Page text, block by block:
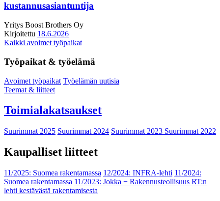
kustannusasiantuntija
Yritys Boost Brothers Oy
Kirjoitettu 18.6.2026
Kaikki avoimet työpaikat
Työpaikat & työelämä
Avoimet työpaikat Työelämän uutisia
Teemat & liitteet
Toimialakatsaukset
Suurimmat 2025 Suurimmat 2024 Suurimmat 2023 Suurimmat 2022
Kaupalliset liitteet
11/2025: Suomea rakentamassa 12/2024: INFRA-lehti 11/2024:
Suomea rakentamassa 11/2023: Jokka − Rakennusteollisuus RT:n
lehti kestävästä rakentamisesta